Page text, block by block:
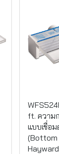
ft. ความ
แบบเชื่อ
(Bottom
Hayward